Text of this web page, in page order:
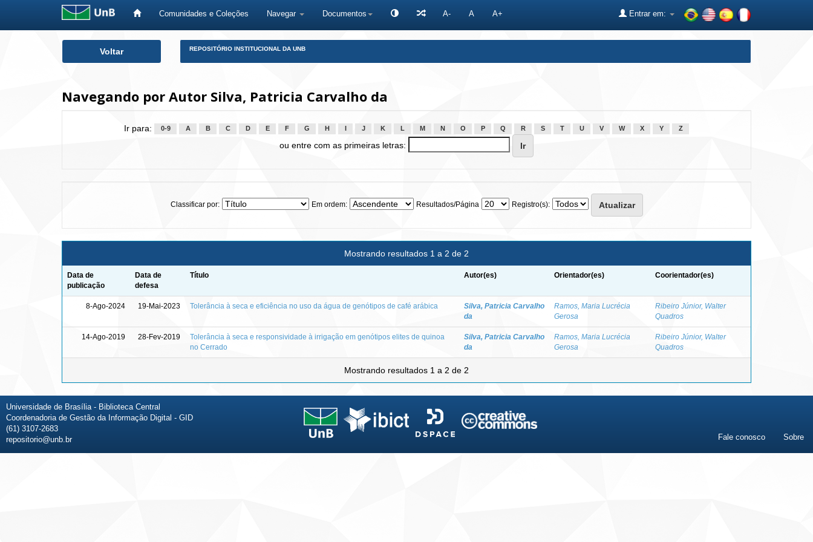
Comunidades e Coleções Navegar Documentos A- A A+ Entrar em:
Voltar REPOSITÓRIO INSTITUCIONAL DA UNB
Navegando por Autor Silva, Patricia Carvalho da
Ir para: 0-9 A B C D E F G H J K L M N O P Q R S T U V W X Y Z
ou entre com as primeiras letras:
Classificar por: Em ordem: Resultados/Página Registro(s):
Mostrando resultados 1 a 2 de 2
Data de
publicação
Data de
defesa
Título Autor(es) Orientador(es) Coorientador(es)
8-Ago-2024 19-Mai-2023 Tolerância à seca e eficiência no uso da água de genótipos de café arábica
Silva, Patricia Carvalho
da
Ramos, Maria Lucrécia
Gerosa
Ribeiro Júnior, Walter
Quadros
14-Ago-2019 28-Fev-2019
Tolerância à seca e responsividade à irrigação em genótipos elites de quinoa
no Cerrado
Silva, Patricia Carvalho
da
Ramos, Maria Lucrécia
Gerosa
Ribeiro Júnior, Walter
Quadros
Mostrando resultados 1 a 2 de 2
Universidade de Brasília - Biblioteca Central
Coordenadoria de Gestão da Informação Digital - GID
(61) 3107-2683
repositorio@unb.br
Fale conosco Sobre